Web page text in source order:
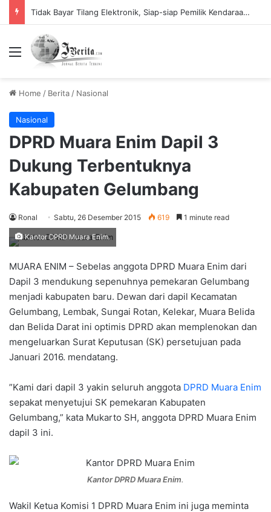
Tidak Bayar Tilang Elektronik, Siap-siap Pemilik Kendaraan Tidak Bisa Melakukan Perpanjangan STNK
Menu
Home / Berita / Nasional
Nasional
DPRD Muara Enim Dapil 3
Dukung Terbentuknya
Kabupaten Gelumbang
Ronal Sabtu, 26 Desember 2015 619 1 minute read
Kantor DPRD Muara Enim.
MUARA ENIM – Sebelas anggota DPRD Muara Enim dari
Dapil 3 mendukung sepenuhnya pemekaran Gelumbang
menjadi kabupaten baru. Dewan dari dapil Kecamatan
Gelumbang, Lembak, Sungai Rotan, Kelekar, Muara Belida
dan Belida Darat ini optimis DPRD akan memplenokan dan
mengeluarkan Surat Keputusan (SK) persetujuan pada
Januari 2016. mendatang.
”Kami dari dapil 3 yakin seluruh anggota DPRD Muara Enim
sepakat menyetujui SK pemekaran Kabupaten
Gelumbang,” kata Mukarto SH, anggota DPRD Muara Enim
dapil 3 ini.
Kantor DPRD Muara Enim.
Wakil Ketua Komisi 1 DPRD Muara Enim ini juga meminta